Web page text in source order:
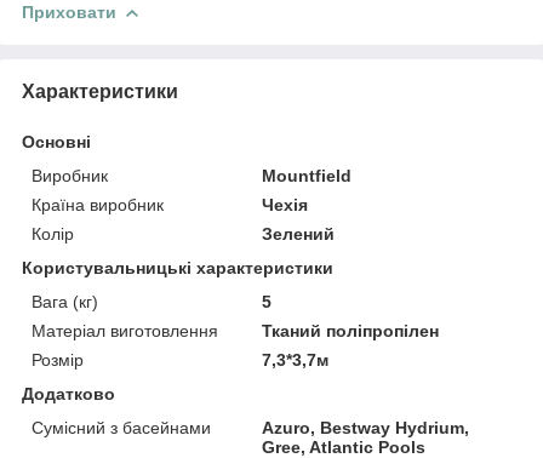
Приховати
Характеристики
Основні
Виробник
Mountfield
Країна виробник
Чехія
Колір
Зелений
Користувальницькі характеристики
Вага (кг)
5
Матеріал виготовлення
Тканий поліпропілен
Розмір
7,3*3,7м
Додатково
Сумісний з басейнами
Azuro, Bestway Hydrium,
Gree, Atlantic Pools